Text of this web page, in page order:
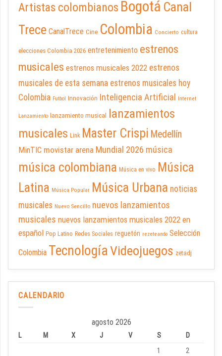
Artistas colombianos Bogotá Canal
Trece CanalTrece Cine Colombia Concierto cultura
elecciones Colombia 2026 entretenimiento estrenos
musicales estrenos musicales 2022 estrenos
musicales de esta semana estrenos musicales hoy
Colombia Futbol Innovación Inteligencia Artificial Internet
Lanzamiento lanzamiento musical
lanzamientos
musicales Link Master Crispi Medellín
MinTIC movistar arena Mundial 2026 música
música colombiana Música en vivo Música
Latina Música Popular Música Urbana noticias
musicales Nuevo Sencillo nuevos lanzamientos
musicales nuevos lanzamientos musicales 2022 en
español Pop Latino Redes Sociales reguetón rezeteando Selección
Colombia TecnologíaVideojuegos zetadj
CALENDARIO
agosto 2026
L M X J V S
D
1
2